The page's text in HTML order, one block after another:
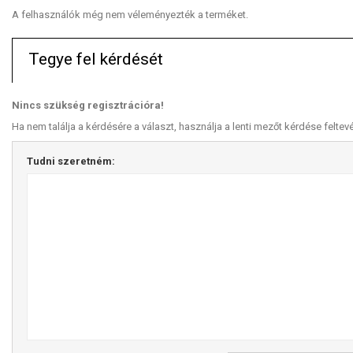
A felhasználók még nem véleményezték a terméket.
Tegye fel kérdését
Nincs szükség regisztrációra!
Ha nem találja a kérdésére a választ, használja a lenti mezőt kérdése
Tudni szeretném: